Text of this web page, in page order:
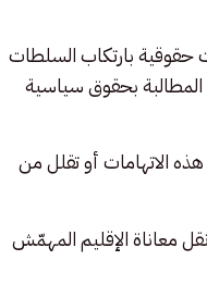
حقوقية بارتكاب السلطات
بحقوق سياسية
الاتهامات أو تقلل من
معاناة الإقليم المهمّش